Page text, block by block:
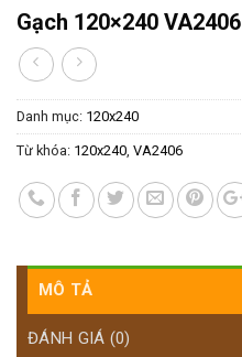
Gạch 120×240 VA2406
Danh mục: 120x240
Từ khóa: 120x240, VA2406
MÔ TẢ
ĐÁNH GIÁ (0)